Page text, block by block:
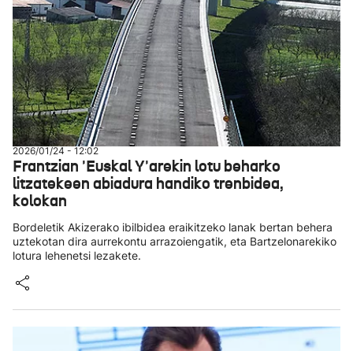
2026/01/24 - 12:02
Frantzian 'Euskal Y'arekin lotu beharko
litzatekeen abiadura handiko trenbidea,
kolokan
Bordeletik Akizerako ibilbidea eraikitzeko lanak bertan behera
uztekotan dira aurrekontu arrazoiengatik, eta Bartzelonarekiko
lotura lehenetsi lezakete.